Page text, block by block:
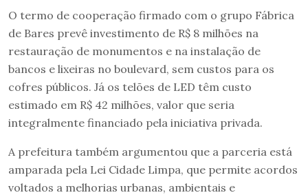
O termo de cooperação firmado com o grupo Fábrica
de Bares prevê investimento de R$ 8 milhões na
restauração de monumentos e na instalação de
bancos e lixeiras no boulevard, sem custos para os
cofres públicos. Já os telões de LED têm custo
estimado em R$ 42 milhões, valor que seria
integralmente financiado pela iniciativa privada.
A prefeitura também argumentou que a parceria está
amparada pela Lei Cidade Limpa, que permite acordos
voltados a melhorias urbanas, ambientais e